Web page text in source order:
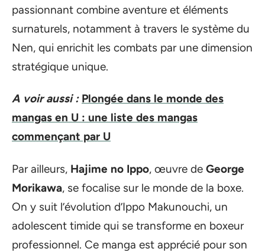
passionnant combine aventure et éléments
surnaturels, notamment à travers le système du
Nen, qui enrichit les combats par une dimension
stratégique unique.
A voir aussi : Plongée dans le monde des
mangas en U : une liste des mangas
commençant par U
Par ailleurs, Hajime no Ippo, œuvre de George
Morikawa, se focalise sur le monde de la boxe.
On y suit l’évolution d’Ippo Makunouchi, un
adolescent timide qui se transforme en boxeur
professionnel. Ce manga est apprécié pour son